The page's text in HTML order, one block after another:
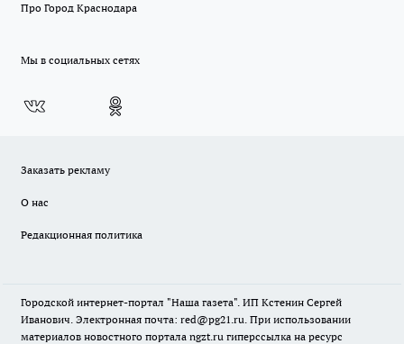
Про Город Краснодара
Мы в социальных сетях
Заказать рекламу
О нас
Редакционная политика
Городской интернет-портал "Наша газета". ИП Кстенин Сергей
Иванович. Электронная почта: red@pg21.ru. При использовании
материалов новостного портала ngzt.ru гиперссылка на ресурс